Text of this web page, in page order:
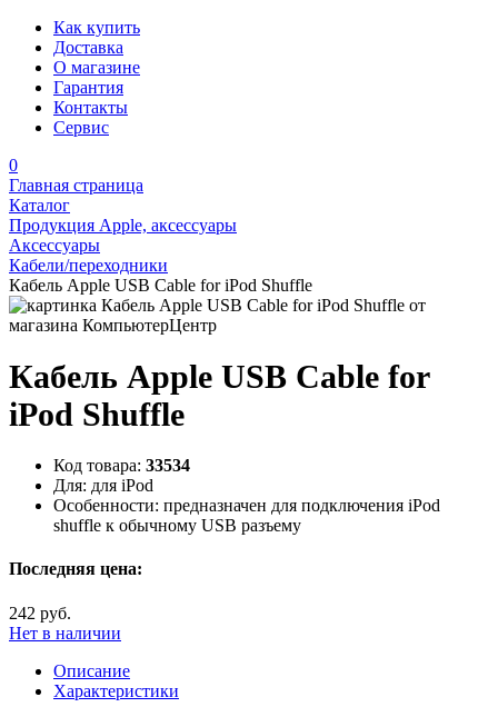
Как купить
Доставка
О магазине
Гарантия
Контакты
Сервис
0
Главная страница
Каталог
Продукция Apple, аксессуары
Аксессуары
Кабели/переходники
Кабель Apple USB Cable for iPod Shuffle
Кабель Apple USB Cable for
iPod Shuffle
Код товара: 33534
Для: для iPod
Особенности: предназначен для подключения iPod
shuffle к обычному USB разъему
Последняя цена:
242 руб.
Нет в наличии
Описание
Характеристики